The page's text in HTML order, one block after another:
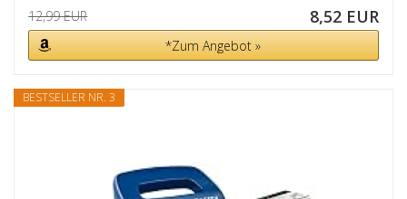
12,99 EUR 8,52 EUR
*Zum Angebot »
BESTSELLER NR. 3